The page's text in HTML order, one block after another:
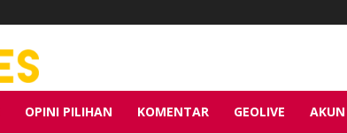
OPINI PILIHAN KOMENTAR GEOLIVE AKUN